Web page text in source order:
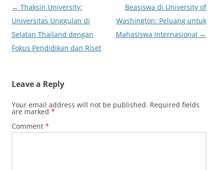
Post
navigation
← Thaksin University:
Universitas Unggulan di
Selatan Thailand dengan
Fokus Pendidikan dan Riset
Beasiswa di University of
Washington: Peluang untuk
Mahasiswa Internasional →
Leave a Reply
Your email address will not be published. Required fields
are marked *
Comment *